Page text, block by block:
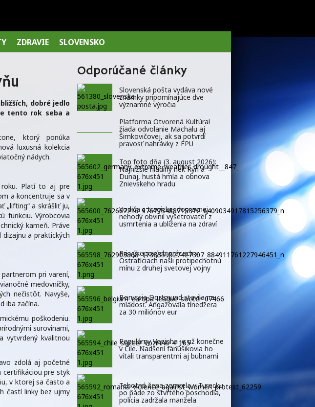
ZDRAVIE SLOVENSKO
dobré jedlo
tento rok seba a
ktorý ponúka
luxusná kolekcia
nádych.
roku. Platí to aj pre
a koncentruje sa v
„lifting“ a skrášliť ju,
funkciu. Výrobcovia
kameň. Práve
a praktických
pri varení,
medovníčky,
nečistôt. Navyše,
iba začína.
poškodeniu.
surovinami,
vytvrdený kvalitnou
zdolá aj početné
certifikáciou pre styk
v ktorej sa často a
častí linky bez ujmy
Odporúčané články
Slovenská pošta vydáva nové
známky pripomínajúce dve
významné výročia
Platforma Otvorená Kultúra!
žiada odvolanie Machalu aj
Šimkovičovej, ak sa potvrdí
pravosť nahrávky z FPU
Top foto dňa (3. august 2026):
Najnižšie hladiny riek Rýn a
Dunaj, hustá hmla a obnova
Znievskeho hradu
Vodiča z tragickej dopravnej
nehody obvinil vyšetrovateľ z
usmrtenia a ublíženia na zdraví
Pri výkopových prácach v
Ostraticiach našli protipechotnú
mínu z druhej svetovej vojny
Borussia Dortmund stavila na
mladosť. Angažovala tínedžera
za 30 miliónov eur
Populárny Vozinha je už konečne
v Čile. Nadšení fanúšikovia ho
vítali transparentmi aj bubnami
Tehotná žena zomrela v Turecku
po páde zo štvrtého poschodia,
polícia zadržala manžela